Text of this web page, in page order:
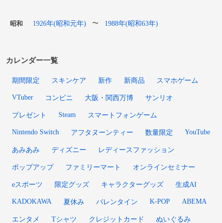
昭和 1926年(昭和元年) 〜 1988年(昭和63年)
カレンダー一覧
期間限定 スキンケア 新作 新商品 スマホゲーム
VTuber コンビニ 大阪・関西万博 サンリオ
プレゼント Steam スマートフォンゲーム
Nintendo Switch アフタヌーンティー 数量限定 YouTube
あみあみ ディズニー レディースファッション
ポップアップ ファミリーマート オンラインセミナー
eスポーツ 限定グッズ キャラクターグッズ 生成AI
KADOKAWA 夏休み バレンタイン K-POP ABEMA
エンタメ Tシャツ クレジットカード ぬいぐるみ